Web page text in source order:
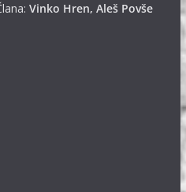
Vinko Hren, Aleš Povše